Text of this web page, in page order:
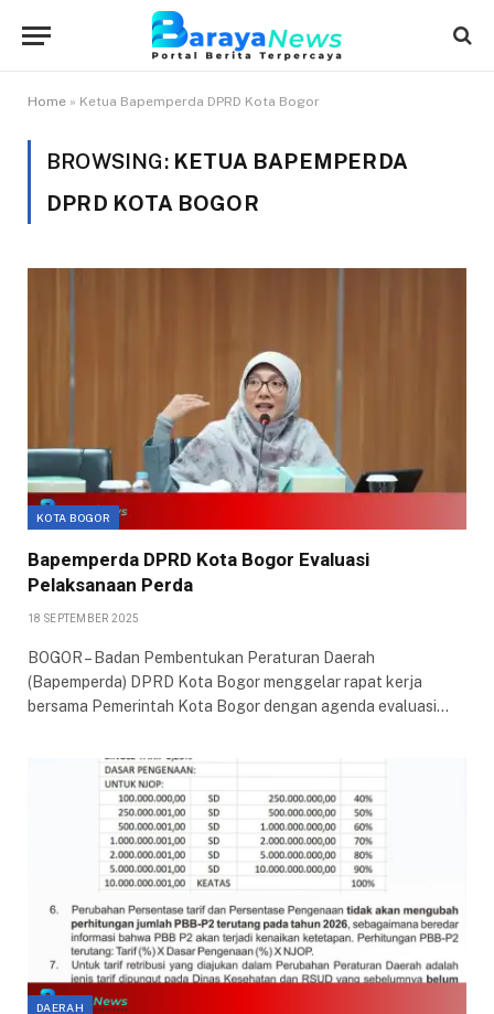
Home » Ketua Bapemperda DPRD Kota Bogor
BROWSING: KETUA BAPEMPERDA
DPRD KOTA BOGOR
KOTA BOGOR
Bapemperda DPRD Kota Bogor Evaluasi
Pelaksanaan Perda
18 SEPTEMBER 2025
BOGOR – Badan Pembentukan Peraturan Daerah
(Bapemperda) DPRD Kota Bogor menggelar rapat kerja
bersama Pemerintah Kota Bogor dengan agenda evaluasi…
DAERAH